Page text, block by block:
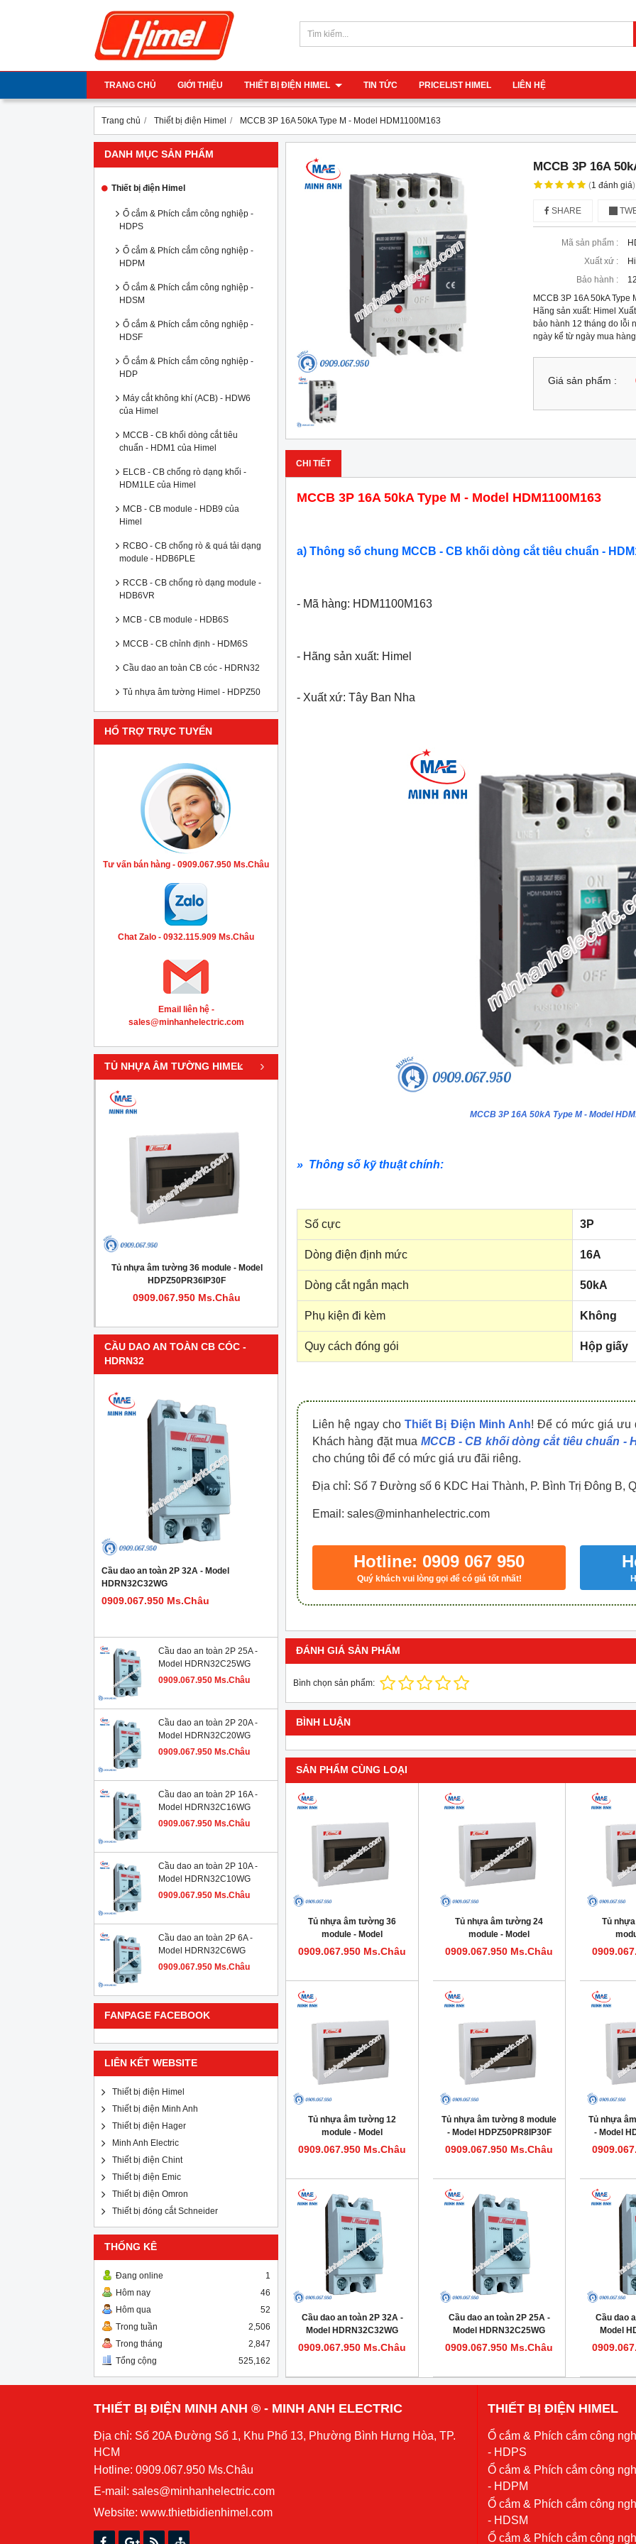
TRANG CHỦ GIỚI THIỆU THIẾT BỊ ĐIỆN HIMEL TIN TỨC PRICELIST HIMEL LIÊN HỆ
Trang chủ Thiết bị điện Himel MCCB 3P 16A 50kA Type M - Model HDM1100M163
DANH MỤC SẢN PHẨM
Thiết bị điện Himel
Ổ cắm & Phích cắm công nghiệp -
HDPS
Ổ cắm & Phích cắm công nghiệp -
HDPM
Ổ cắm & Phích cắm công nghiệp -
HDSM
Ổ cắm & Phích cắm công nghiệp -
HDSF
Ổ cắm & Phích cắm công nghiệp -
HDP
Máy cắt không khí (ACB) - HDW6
của Himel
MCCB - CB khối dòng cắt tiêu
chuẩn - HDM1 của Himel
ELCB - CB chống rò dạng khối -
HDM1LE của Himel
MCB - CB module - HDB9 của
Himel
RCBO - CB chống rò & quá tải dạng
module - HDB6PLE
RCCB - CB chống rò dạng module -
HDB6VR
MCB - CB module - HDB6S
MCCB - CB chỉnh định - HDM6S
Cầu dao an toàn CB cóc - HDRN32
Tủ nhựa âm tường Himel - HDPZ50
HỔ TRỢ TRỰC TUYẾN
Tư vấn bán hàng - 0909.067.950 Ms.Châu
Chat Zalo - 0932.115.909 Ms.Châu
Email liên hệ -
sales@minhanhelectric.com
TỦ NHỰA ÂM TƯỜNG HIMEL
Tủ nhựa âm tường 36 module - Model
HDPZ50PR36IP30F
0909.067.950 Ms.Châu
Tủ nhựa âm tường 24 module - Model
HDPZ50PR24IP30F
0909.067.950 Ms.Châu
Tủ nhựa âm tường 18 module - Model
HDPZ50PR18IP30F
0909.067.950 Ms.Châu
‹ ›
CẦU DAO AN TOÀN CB CÓC -
HDRN32
Cầu dao an toàn 2P 32A - Model
HDRN32C32WG
0909.067.950 Ms.Châu
Cầu dao an toàn 2P 25A -
Model HDRN32C25WG
0909.067.950 Ms.Châu
Cầu dao an toàn 2P 20A -
Model HDRN32C20WG
0909.067.950 Ms.Châu
Cầu dao an toàn 2P 16A -
Model HDRN32C16WG
0909.067.950 Ms.Châu
Cầu dao an toàn 2P 10A -
Model HDRN32C10WG
0909.067.950 Ms.Châu
Cầu dao an toàn 2P 6A -
Model HDRN32C6WG
0909.067.950 Ms.Châu
FANPAGE FACEBOOK
LIÊN KẾT WEBSITE
Thiết bị điện Himel
Thiết bị điện Minh Anh
Thiết bị điện Hager
Minh Anh Electric
Thiết bị điện Chint
Thiết bị điện Emic
Thiết bị điện Omron
Thiết bị đóng cắt Schneider
THỐNG KÊ
Đang online
1
Hôm nay
46
Hôm qua
52
Trong tuần
2,506
Trong tháng
2,847
Tổng cộng
525,162
MCCB 3P 16A
(1đánh giá)
SHARE
Mã sản phẩm :
Xuất xứ :
Bảo hành :
MCCB 3P 16A 50kA
Hãng sản xuất: Himel
bảo hành 12 tháng do lỗi
ngày kể từ ngày mua
Giá sản phẩm :
CHI TIẾT
MCCB 3P 16A 50kA Type M - Model HDM1100M163
a) Thông số chung MCCB - CB khối dòng cắt tiêu chuẩn -
- Mã hàng: HDM1100M163
- Hãng sản xuất: Himel
- Xuất xứ: Tây Ban Nha
MCCB 3P 16A 50kA Type M - Model
» Thông số kỹ thuật chính:
Số cực 3P
Dòng điện định mức 16A
Dòng cắt ngắn mạch 50kA
Phụ kiện đi kèm Không
Quy cách đóng gói Hộp giấy
Liên hệ ngay choThiết Bị Điện Minh Anh! Để có mức giá ưu
Khách hàng đặt mua MCCB - CB khối dòng cắt tiêu chuẩn -
cho chúng tôi để có mức giá ưu đãi riêng.
Địa chỉ: Số 7 Đường số 6 KDC Hai Thành, P. Bình Trị Đông B,
Email: sales@minhanhelectric.com
Hotline: 0909 067 950
Quý khách vui lòng gọi để có giá tốt nhất!
ĐÁNH GIÁ SẢN PHẨM
Bình chọn sản phẩm:
BÌNH LUẬN
SẢN PHẨM CÙNG LOẠI
Tủ nhựa âm tường 36
module - Model
HDPZ50PR36IP30F
0909.067.950 Ms.Châu
Tủ nhựa âm tường 24
module - Model
HDPZ50PR24IP30F
0909.067.950 Ms.Châu
Tủ
Tủ nhựa âm tường 12
module - Model
HDPZ50PR12IP30F
0909.067.950 Ms.Châu
Tủ nhựa âm tường 8 module
- Model HDPZ50PR8IP30F
0909.067.950 Ms.Châu
Tủ nhựa
- Model
Cầu dao an toàn 2P 32A -
Model HDRN32C32WG
0909.067.950 Ms.Châu
Cầu dao an toàn 2P 25A -
Model HDRN32C25WG
0909.067.950 Ms.Châu
Cầu dao
Model
THIẾT BỊ ĐIỆN MINH ANH ® - MINH ANH ELECTRIC
Địa chỉ: Số 20A Đường Số 1, Khu Phố 13, Phường Bình Hưng Hòa, TP.
HCM
Hotline: 0909.067.950 Ms.Châu
E-mail: sales@minhanhelectric.com
Website: www.thietbidienhimel.com
THIẾT BỊ ĐIỆN HIMEL
Ổ cắm & Phích cắm công
- HDPS
Ổ cắm & Phích cắm công
- HDPM
Ổ cắm & Phích cắm công
- HDSM
Ổ cắm & Phích cắm công